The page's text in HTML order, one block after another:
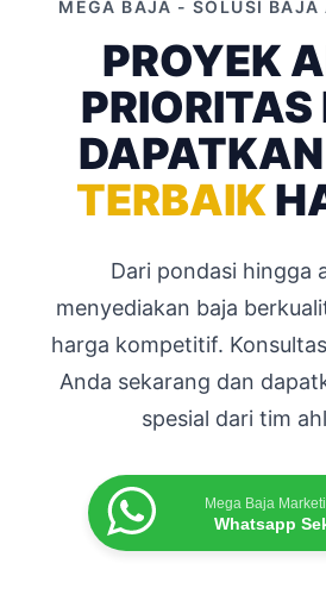
MEGA BAJA - SOLUSI BAJA
PROYEK
DAPATKAN
TERBAIK
Dari pondasi hingga
menyediakan baja
harga kompetitif.
Anda sekarang dan
spesial dari tim
Mega Baja
Whatsapp